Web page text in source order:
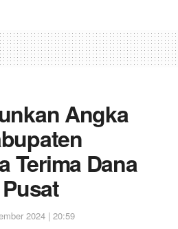
Angka
Terima Dana
2024 | 20:59